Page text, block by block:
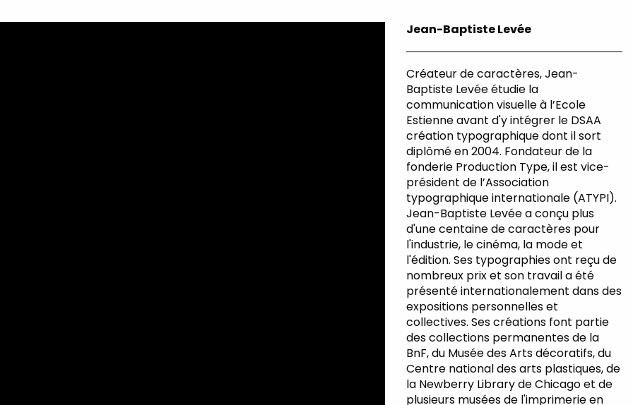
Jean-Baptiste Levée
Créateur de caractères, Jean-
Baptiste Levée étudie la
communication visuelle à l’Ecole
Estienne avant d'y intégrer le DSAA
création typographique dont il sort
diplômé en 2004. Fondateur de la
fonderie Production Type, il est vice-
président de l’Association
typographique internationale (ATYPI).
Jean-Baptiste Levée a conçu plus
d'une centaine de caractères pour
l'industrie, le cinéma, la mode et
l'édition. Ses typographies ont reçu de
nombreux prix et son travail a été
présenté internationalement dans des
expositions personnelles et
collectives. Ses créations font partie
des collections permanentes de la
BnF, du Musée des Arts décoratifs, du
Centre national des arts plastiques, de
la Newberry Library de Chicago et de
plusieurs musées de l'imprimerie en